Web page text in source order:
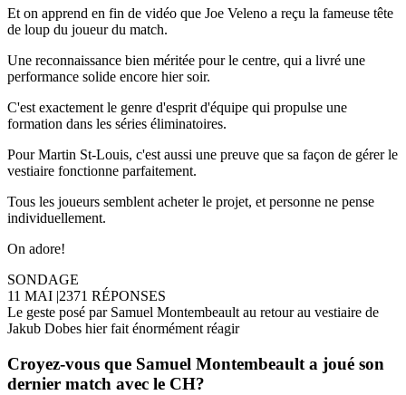
Et on apprend en fin de vidéo que Joe Veleno a reçu la fameuse tête
de loup du joueur du match.
Une reconnaissance bien méritée pour le centre, qui a livré une
performance solide encore hier soir.
C'est exactement le genre d'esprit d'équipe qui propulse une
formation dans les séries éliminatoires.
Pour Martin St-Louis, c'est aussi une preuve que sa façon de gérer le
vestiaire fonctionne parfaitement.
Tous les joueurs semblent acheter le projet, et personne ne pense
individuellement.
On adore!
SONDAGE
11 MAI |2371 RÉPONSES
Le geste posé par Samuel Montembeault au retour au vestiaire de
Jakub Dobes hier fait énormément réagir
Croyez-vous que Samuel Montembeault a joué son
dernier match avec le CH?